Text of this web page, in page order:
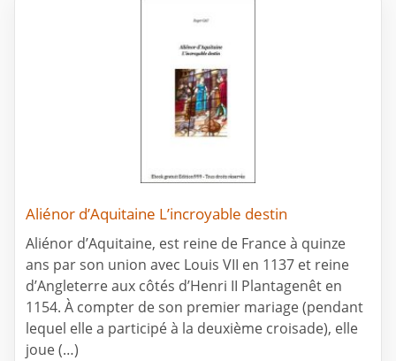
Aliénor d’Aquitaine L’incroyable destin
Aliénor d’Aquitaine, est reine de France à quinze
ans par son union avec Louis VII en 1137 et reine
d’Angleterre aux côtés d’Henri II Plantagenêt en
1154. À compter de son premier mariage (pendant
lequel elle a participé à la deuxième croisade), elle
joue (…)